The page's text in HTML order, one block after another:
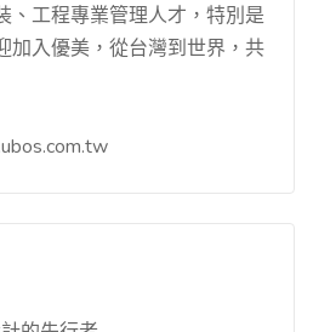
、工程專業管理人才，特別是
加入優美，從台灣到世界，共